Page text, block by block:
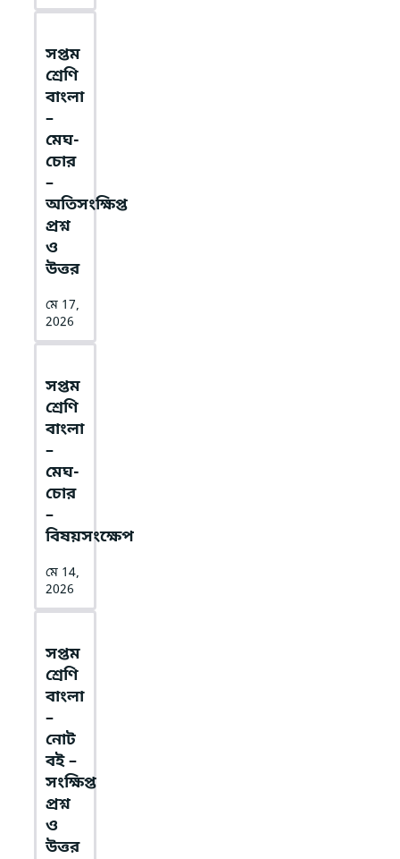
সপ্তম
শ্রেণি
বাংলা
–
মেঘ-
চোর
–
অতিসংক্ষিপ্ত
প্রশ্ন
ও
উত্তর
মে 17,
2026
সপ্তম
শ্রেণি
বাংলা
–
মেঘ-
চোর
–
বিষয়সংক্ষেপ
মে 14,
2026
সপ্তম
শ্রেণি
বাংলা
–
নোট
বই –
সংক্ষিপ্ত
প্রশ্ন
ও
উত্তর